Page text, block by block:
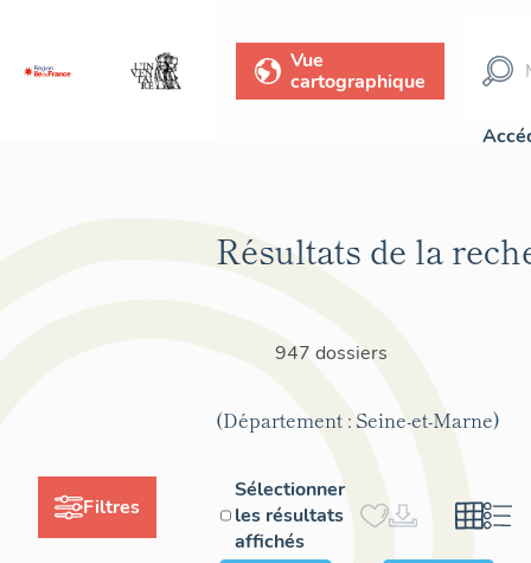
Vue
cartographique
Filtres
Résultats de la
947 dossiers
(Département : Seine-et-Marne)
Sélectionner
les résultats
affichés